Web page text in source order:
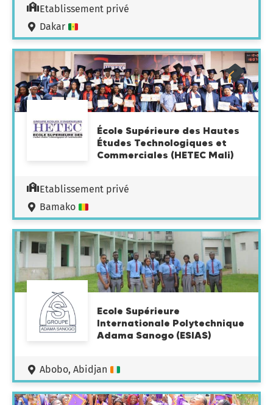
Etablissement privé
Dakar
École Supérieure des Hautes
Études Technologiques et
Commerciales (HETEC Mali)
Etablissement privé
Bamako
Ecole Supérieure
Internationale Polytechnique
Adama Sanogo (ESIAS)
Abobo, Abidjan